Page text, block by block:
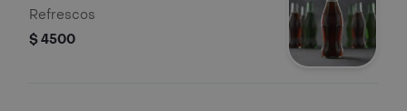
Refrescos
$ 4500